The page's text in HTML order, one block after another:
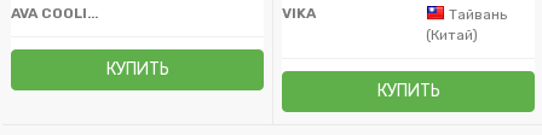
AVA COOLING
КУПИТЬ
VIKA
Тайвань
(Китай)
КУПИТЬ